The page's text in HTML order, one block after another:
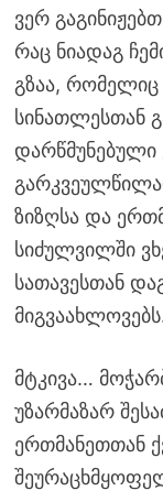
ვერ
რაც ნიადაგ
გზაა,
სინათლესთან
დარწმუნებული
ზიზღსა და
სიძულვილში
სათავესთან
მტკივა…
უზარმაზარ
ერთმანეთთან